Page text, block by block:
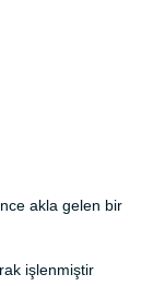
akla gelen bir
işlenmiştir